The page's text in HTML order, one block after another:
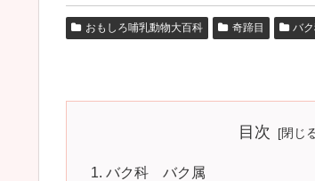
おもしろ哺乳動物大百科 奇蹄目 バ
目次
バク科 バク属